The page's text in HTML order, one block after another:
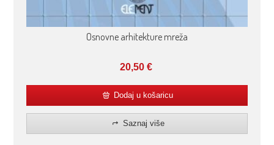
Osnovne arhitekture mreža
20,50 €
Dodaj u košaricu
Saznaj više